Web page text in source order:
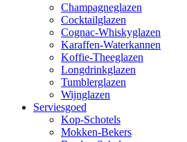
Champagneglazen
Cocktailglazen
Cognac-Whiskyglazen
Karaffen-Waterkannen
Koffie-Theeglazen
Longdrinkglazen
Tumblerglazen
Wijnglazen
Serviesgoed
Kop-Schotels
Mokken-Bekers